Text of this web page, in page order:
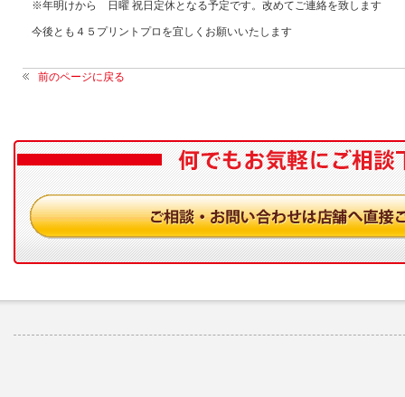
※年明けから 日曜 祝日定休となる予定です。改めてご連絡を致します
今後とも４５プリントプロを宜しくお願いいたします
前のページに戻る